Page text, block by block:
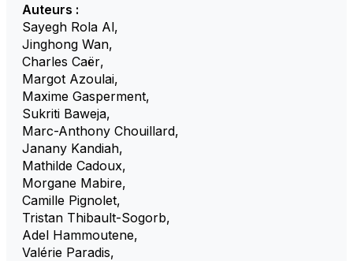
Auteurs :
Sayegh Rola Al,
Jinghong Wan,
Charles Caër,
Margot Azoulai,
Maxime Gasperment,
Sukriti Baweja,
Marc-Anthony Chouillard,
Janany Kandiah,
Mathilde Cadoux,
Morgane Mabire,
Camille Pignolet,
Tristan Thibault-Sogorb,
Adel Hammoutene,
Valérie Paradis,